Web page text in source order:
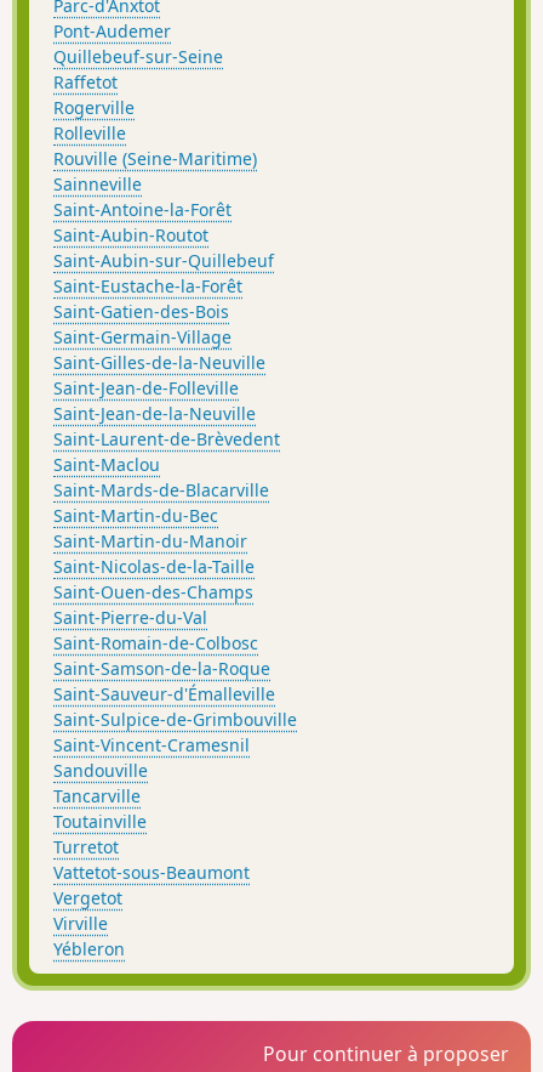
Parc-d'Anxtot
Pont-Audemer
Quillebeuf-sur-Seine
Raffetot
Rogerville
Rolleville
Rouville (Seine-Maritime)
Sainneville
Saint-Antoine-la-Forêt
Saint-Aubin-Routot
Saint-Aubin-sur-Quillebeuf
Saint-Eustache-la-Forêt
Saint-Gatien-des-Bois
Saint-Germain-Village
Saint-Gilles-de-la-Neuville
Saint-Jean-de-Folleville
Saint-Jean-de-la-Neuville
Saint-Laurent-de-Brèvedent
Saint-Maclou
Saint-Mards-de-Blacarville
Saint-Martin-du-Bec
Saint-Martin-du-Manoir
Saint-Nicolas-de-la-Taille
Saint-Ouen-des-Champs
Saint-Pierre-du-Val
Saint-Romain-de-Colbosc
Saint-Samson-de-la-Roque
Saint-Sauveur-d'Émalleville
Saint-Sulpice-de-Grimbouville
Saint-Vincent-Cramesnil
Sandouville
Tancarville
Toutainville
Turretot
Vattetot-sous-Beaumont
Vergetot
Virville
Yébleron
Pour continuer à proposer